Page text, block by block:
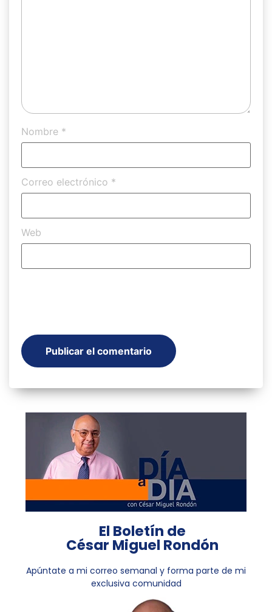
Nombre *
Correo electrónico *
Web
El Boletín de
César Miguel Rondón
Apúntate a mi correo semanal y forma parte de mi
exclusiva comunidad